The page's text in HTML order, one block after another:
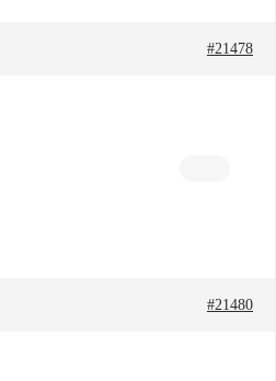
#21478
#21480